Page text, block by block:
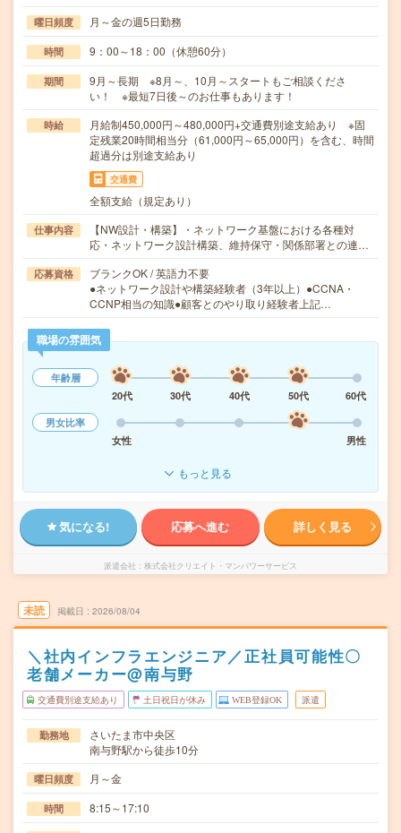
曜日頻度 月～金の週5日勤務
時間 9：00～18：00（休憩60分）
期間
9月～長期 ※8月～、10月～スタートもご相談くださ
い！ ※最短7日後～のお仕事もあります！
時給
月給制450,000円～480,000円+交通費別途支給あり ※固
定残業20時間相当分（61,000円～65,000円）を含む、時間
超過分は別途支給あり
交通費
全額支給（規定あり）
仕事内容
【NW設計・構築】・ネットワーク基盤における各種対
応・ネットワーク設計構築、維持保守・関係部署との連…
応募資格
ブランクOK / 英語力不要
●ネットワーク設計や構築経験者（3年以上）●CCNA・
CCNP相当の知識●顧客とのやり取り経験者上記…
職場の雰囲気
年齢層
20代
30代 40代 50代
60代
男女比率
女性
男性
もっと見る
気になる! 応募へ進む 詳しく見る
派遣会社 株式会社クリエイト・マンパワーサービス
未読 掲載日 2026/08/04
＼社内インフラエンジニア／正社員可能性〇
老舗メーカー@南与野
交通費別途支給あり 土日祝日が休み WEB登録OK 派遣
勤務地
さいたま市中央区
南与野駅から徒歩10分
曜日頻度 月～金
時間 8:15～17:10